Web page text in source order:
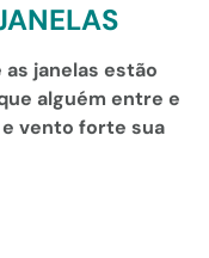
janelas estão
alguém entre e
vento forte sua